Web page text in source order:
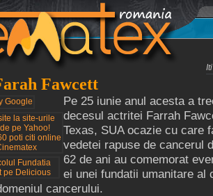
Fawcett
Pe 25 iunie anul acesta a
decesul actritei Farrah
Texas, SUA ocazie cu care
vedetei rapuse de cancerul
62 de ani au comemorat
ei unei fundatii umanitare al
cancerului.